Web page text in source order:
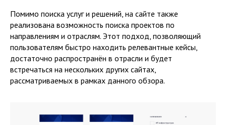
Помимо поиска услуг и решений, на сайте также
реализована возможность поиска проектов по
направлениям и отраслям. Этот подход, позволяющий
пользователям быстро находить релевантные кейсы,
достаточно распространён в отрасли и будет
встречаться на нескольких других сайтах,
рассматриваемых в рамках данного обзора.